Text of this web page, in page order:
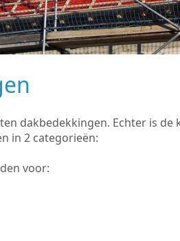
dakbedekkingen. Echter is
in 2 categorieën:
voor: